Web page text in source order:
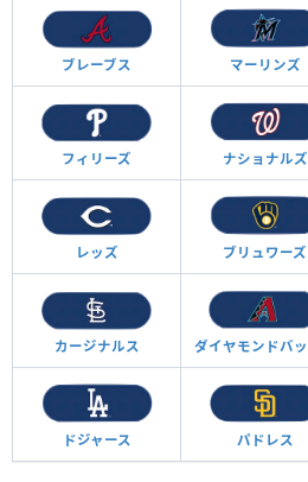
ブレーブス マーリンズ
フィリーズ ナショナルズ
レッズ ブリュワーズ
カージナルス ダイヤモンドバ
ドジャース パドレス